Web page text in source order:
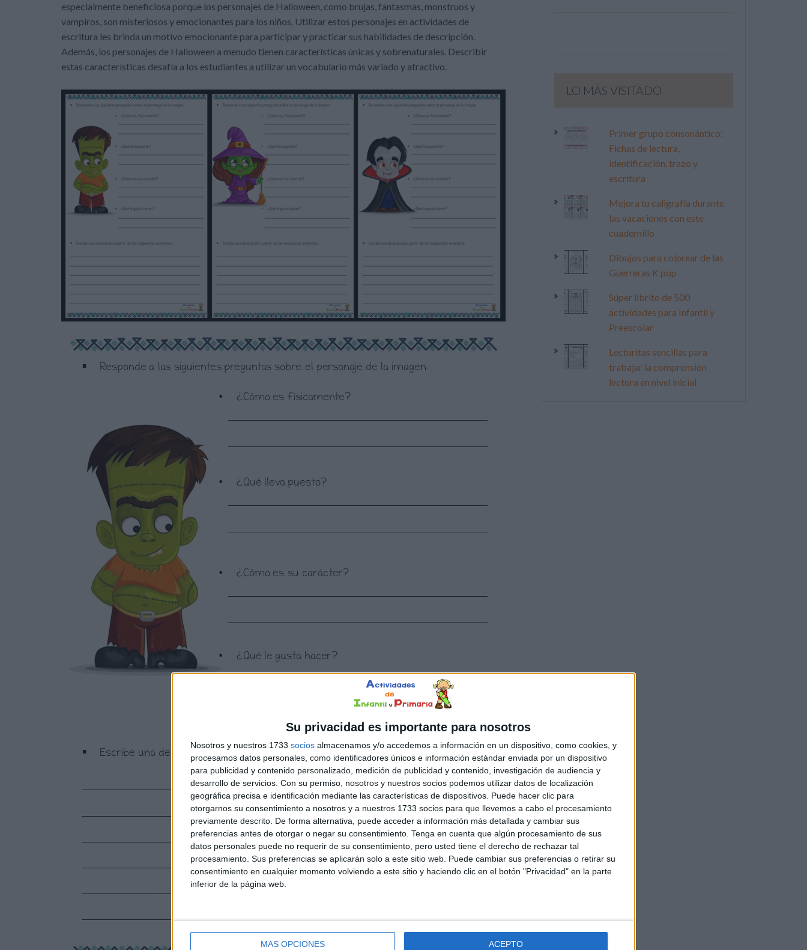
Su privacidad es importante para nosotros
Nosotros y nuestros 1733 socios almacenamos y/o accedemos a información en un dispositivo, como cookies, y
procesamos datos personales, como identificadores únicos e información estándar enviada por un dispositivo
para publicidad y contenido personalizado, medición de publicidad y contenido, investigación de audiencia y
desarrollo de servicios. Con su permiso, nosotros y nuestros socios podemos utilizar datos de localización
geográfica precisa e identificación mediante las características de dispositivos. Puede hacer clic para
otorgarnos su consentimiento a nosotros y a nuestros 1733 socios para que llevemos a cabo el procesamiento
previamente descrito. De forma alternativa, puede acceder a información más detallada y cambiar sus
preferencias antes de otorgar o negar su consentimiento. Tenga en cuenta que algún procesamiento de sus
datos personales puede no requerir de su consentimiento, pero usted tiene el derecho de rechazar tal
procesamiento. Sus preferencias se aplicarán solo a este sitio web. Puede cambiar sus preferencias o retirar su
consentimiento en cualquier momento volviendo a este sitio y haciendo clic en el botón "Privacidad" en la parte
inferior de la página web.
MÁS OPCIONES ACEPTO
especialmente beneficiosa porque los personajes de Halloween, como brujas, fantasmas, monstruos y
vampiros, son misteriosos y emocionantes para los niños. Utilizar estos personajes en actividades de
escritura les brinda un motivo emocionante para participar y practicar sus habilidades de descripción.
Además, los personajes de Halloween a menudo tienen características únicas y sobrenaturales. Describir
estas características desafía a los estudiantes a utilizar un vocabulario más variado y atractivo.
LO MÁS VISITADO
Primer grupo consonántico:
Fichas de lectura,
identificación, trazo y
escritura
Mejora tu caligrafía durante
las vacaciones con este
cuadernillo
Dibujos para colorear de las
Guerreras K pop
Súper librito de 500
actividades para Infantil y
Preescolar
Lecturitas sencillas para
trabajar la comprensión
lectora en nivel inicial